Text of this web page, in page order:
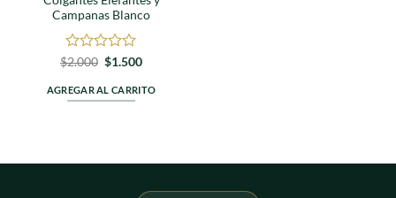
Campanas Blanco
Valorado
0
de
$2.000 El
original
era:
$1.500El
actual
es:
AGREGAR AL CARRITO